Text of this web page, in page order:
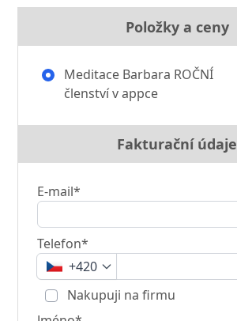
Položky a ceny
Meditace Barbara ROČNÍ
členství v appce
Fakturační údaje
E-mail*
Telefon*
+420
Nakupuji na firmu